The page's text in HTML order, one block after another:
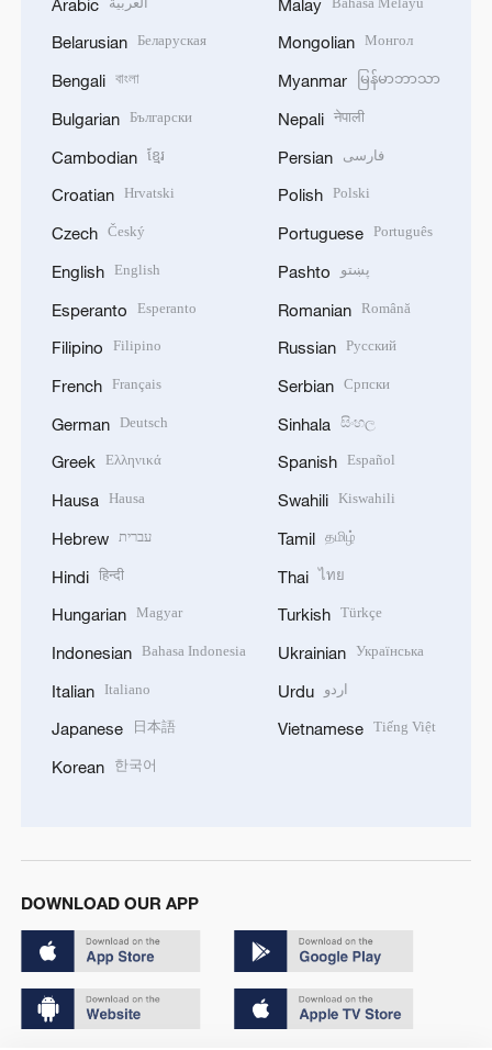
Arabic
Belarusian Беларуская
Bengali বাংলা
Bulgarian Български
Cambodian ខ្មែរ
Croatian Hrvatski
Czech Český
English English
Esperanto Esperanto
Filipino Filipino
French Français
German Deutsch
Greek Ελληνικά
Hausa Hausa
Hebrew עברית
Hindi हिन्दी
Hungarian Magyar
Indonesian Bahasa Indonesia
Italian Italiano
Japanese 日本語
Korean 한국어
Malay
Mongolian Монгол
Myanmar မြန်မာဘာသာ
Nepali नेपाली
Persian فارسی
Polish Polski
Portuguese Português
Pashto پښتو
Romanian Română
Russian Русский
Serbian Српски
Sinhala සිංහල
Spanish Español
Swahili Kiswahili
Tamil தமிழ்
Thai ไทย
Turkish Türkçe
Ukrainian Українська
Urdu اردو
Vietnamese Tiếng Việt
DOWNLOAD OUR APP